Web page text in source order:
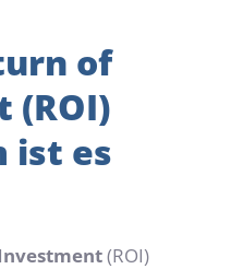
of
(ROI)
ist es
(ROI)